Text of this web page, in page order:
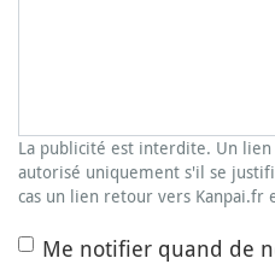
La publicité est interdite. Un
autorisé uniquement s'il se
cas un lien retour vers Kanpai.fr
Me notifier quand de